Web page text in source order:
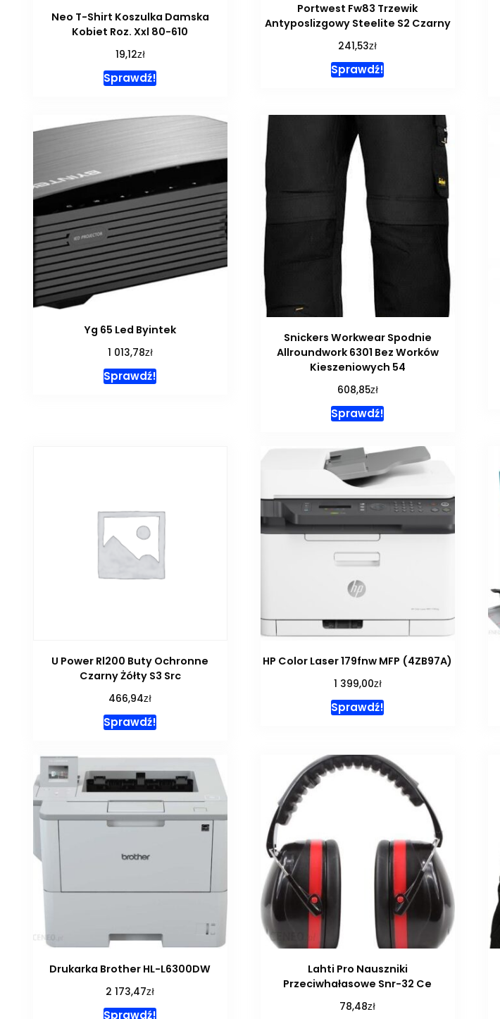
Neo T-Shirt Koszulka Damska
Kobiet Roz. Xxl 80-610
19,12zł
Sprawdź!
Portwest Fw83 Trzewik
Antyposlizgowy Steelite S2 Czarny
241,53zł
Sprawdź!
Yg 65 Led Byintek
1 013,78zł
Sprawdź!
Snickers Workwear Spodnie
Allroundwork 6301 Bez Worków
Kieszeniowych 54
608,85zł
Sprawdź!
U Power Rl200 Buty Ochronne
Czarny Żółty S3 Src
466,94zł
Sprawdź!
HP Color Laser 179fnw MFP (4ZB97A)
1 399,00zł
Sprawdź!
Drukarka Brother HL-L6300DW
2 173,47zł
Sprawdź!
Lahti Pro Nauszniki
Przeciwhałasowe Snr-32 Ce
78,48zł